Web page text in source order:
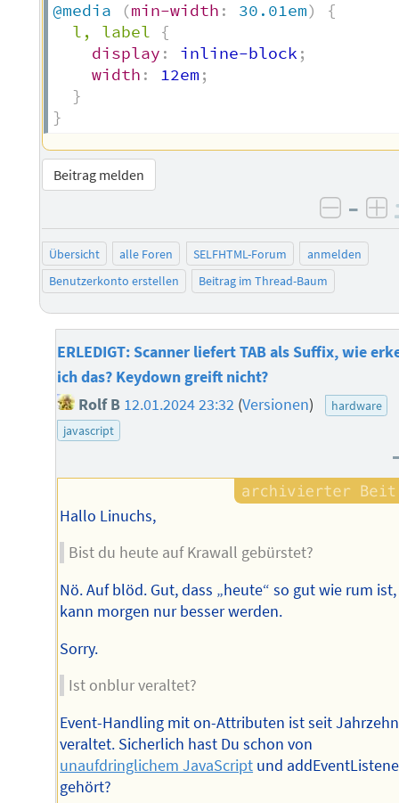
@media (min-width : 30.01em)
{
l, label
{
display : inline-block ;
width : 12em ;
}
}
Beitrag melden
–
Übersicht alle Foren SELFHTML-Forum
anmelden
Benutzerkonto erstellen
Beitrag im Thread-Baum
ERLEDIGT: Scanner liefert TAB als Suffix, wie
ich das? Keydown greift nicht?
Rolf B 12.01.2024 23:32 (Versionen)
hardware
javascript
Hallo Linuchs,
Bist du heute auf Krawall gebürstet?
Nö. Auf blöd. Gut, dass „heute“ so gut wie rum ist,
kann morgen nur besser werden.
Sorry.
Ist onblur veraltet?
Event-Handling mit on-Attributen ist seit
veraltet. Sicherlich hast Du schon von
unaufdringlichem JavaScript und
gehört?